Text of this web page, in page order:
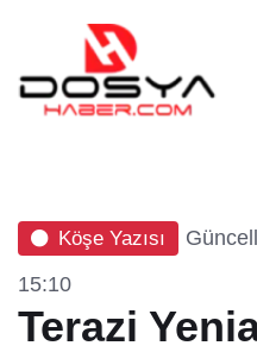
Köşe Yazısı
15:10
Terazi